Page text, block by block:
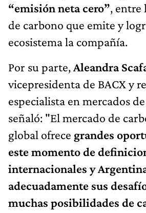
“emisión neta cero”, entre
de carbono que emite y
ecosistema la compañía.
Por su parte,Aleandra
vicepresidenta de BACX y
especialista en mercados
señaló: "El mercado de
global ofrece grandes
este momento de
internacionales y
adecuadamente sus
muchas posibilidades de